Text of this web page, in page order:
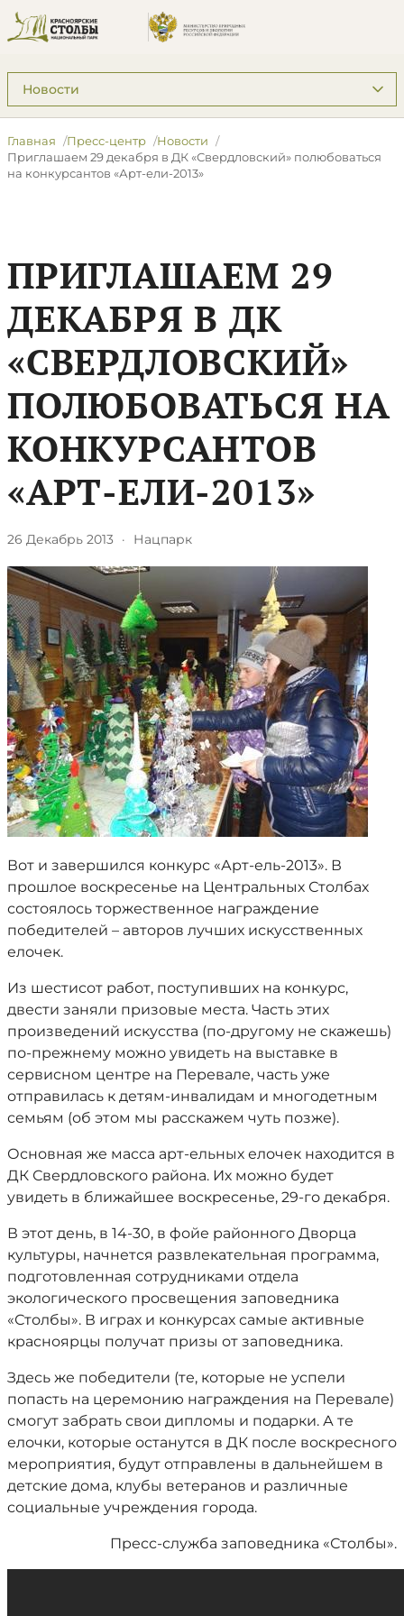
Подразделы: Пресс-центр
Главная Пресс-центр
Новости
Приглашаем 29 декабря в ДК «Свердловский» полюбоваться
на конкурсантов «Арт-ели-2013»
ПРИГЛАШАЕМ 29
ДЕКАБРЯ В ДК
«СВЕРДЛОВСКИЙ»
ПОЛЮБОВАТЬСЯ НА
КОНКУРСАНТОВ
«АРТ-ЕЛИ-2013»
26 Декабрь 2013 · Нацпарк
Вот и завершился конкурс «Арт-ель-2013». В
прошлое воскресенье на Центральных Столбах
состоялось торжественное награждение
победителей – авторов лучших искусственных
елочек.
Из шестисот работ, поступивших на конкурс,
двести заняли призовые места. Часть этих
произведений искусства (по-другому не скажешь)
по-прежнему можно увидеть на выставке в
сервисном центре на Перевале, часть уже
отправилась к детям-инвалидам и многодетным
семьям (об этом мы расскажем чуть позже).
Основная же масса арт-ельных елочек находится в
ДК Свердловского района. Их можно будет
увидеть в ближайшее воскресенье, 29-го декабря.
В этот день, в 14-30, в фойе районного Дворца
культуры, начнется развлекательная программа,
подготовленная сотрудниками отдела
экологического просвещения заповедника
«Столбы». В играх и конкурсах самые активные
красноярцы получат призы от заповедника.
Здесь же победители (те, которые не успели
попасть на церемонию награждения на Перевале)
смогут забрать свои дипломы и подарки. А те
елочки, которые останутся в ДК после воскресного
мероприятия, будут отправлены в дальнейшем в
детские дома, клубы ветеранов и различные
социальные учреждения города.
Пресс-служба заповедника «Столбы».